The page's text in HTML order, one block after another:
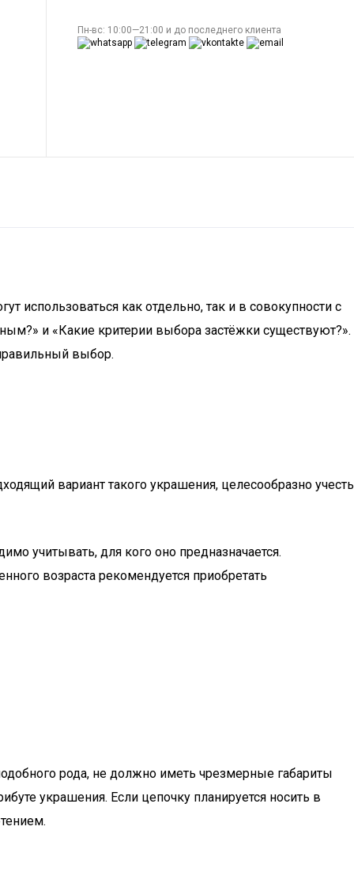
Пн-вс: 10:00—21:00 и до последнего клиента
как отдельно, так и в совокупности с
и «Какие критерии выбора застёжки существуют?».
выбор.
вариант такого украшения, целесообразно учесть
учитывать, для кого оно предназначается.
возраста рекомендуется приобретать
рода, не должно иметь чрезмерные габариты
украшения. Если цепочку планируется носить в